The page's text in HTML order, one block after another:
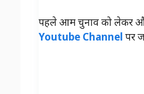
पहले आम चुनाव को लेकर और
Youtube Channel पर